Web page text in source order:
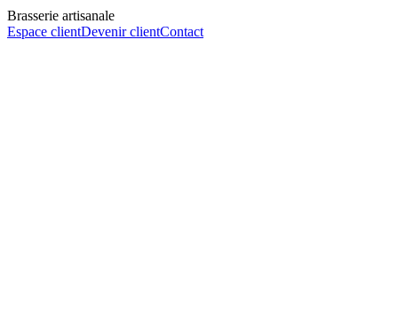
Brasserie artisanale
Espace clientDevenir clientContact